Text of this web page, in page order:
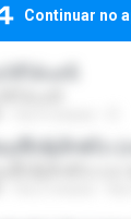
Continuar no